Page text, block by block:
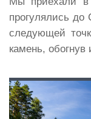
прогулялись до
следующей
камень, обогнув